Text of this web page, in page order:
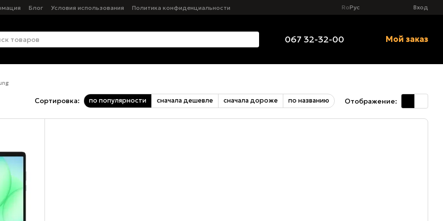
Блог Условия использования
Политика конфиденциальности
RoРус Вход
067 32-32-00 Мой заказ
Сортировка: по популярности сначала дешевле сначала дороже по названию Отображение: